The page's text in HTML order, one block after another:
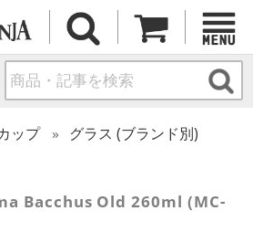
ップ
グラス (ブランド別)
Bacchus Old 260ml (MC-